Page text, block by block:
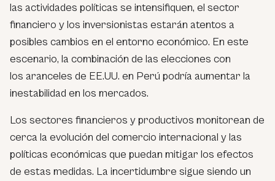
las actividades políticas se intensifiquen, el sector
financiero y los inversionistas estarán atentos a
posibles cambios en el entorno económico. En este
escenario, la combinación de las elecciones con
los aranceles de EE.UU. en Perú podría aumentar la
inestabilidad en los mercados.
Los sectores financieros y productivos monitorean de
cerca la evolución del comercio internacional y las
políticas económicas que puedan mitigar los efectos
de estas medidas. La incertidumbre sigue siendo un